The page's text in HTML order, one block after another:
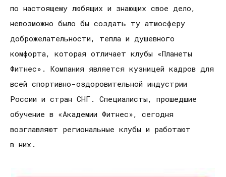
по настоящему любящих и знающих свое дело,
невозможно было бы создать ту атмосферу
доброжелательности, тепла и душевного
комфорта, которая отличает клубы «Планеты
Фитнес». Компания является кузницей кадров для
всей спортивно-оздоровительной индустрии
России и стран СНГ. Специалисты, прошедшие
обучение в «Академии Фитнес», сегодня
возглавляют региональные клубы и работают
в них.